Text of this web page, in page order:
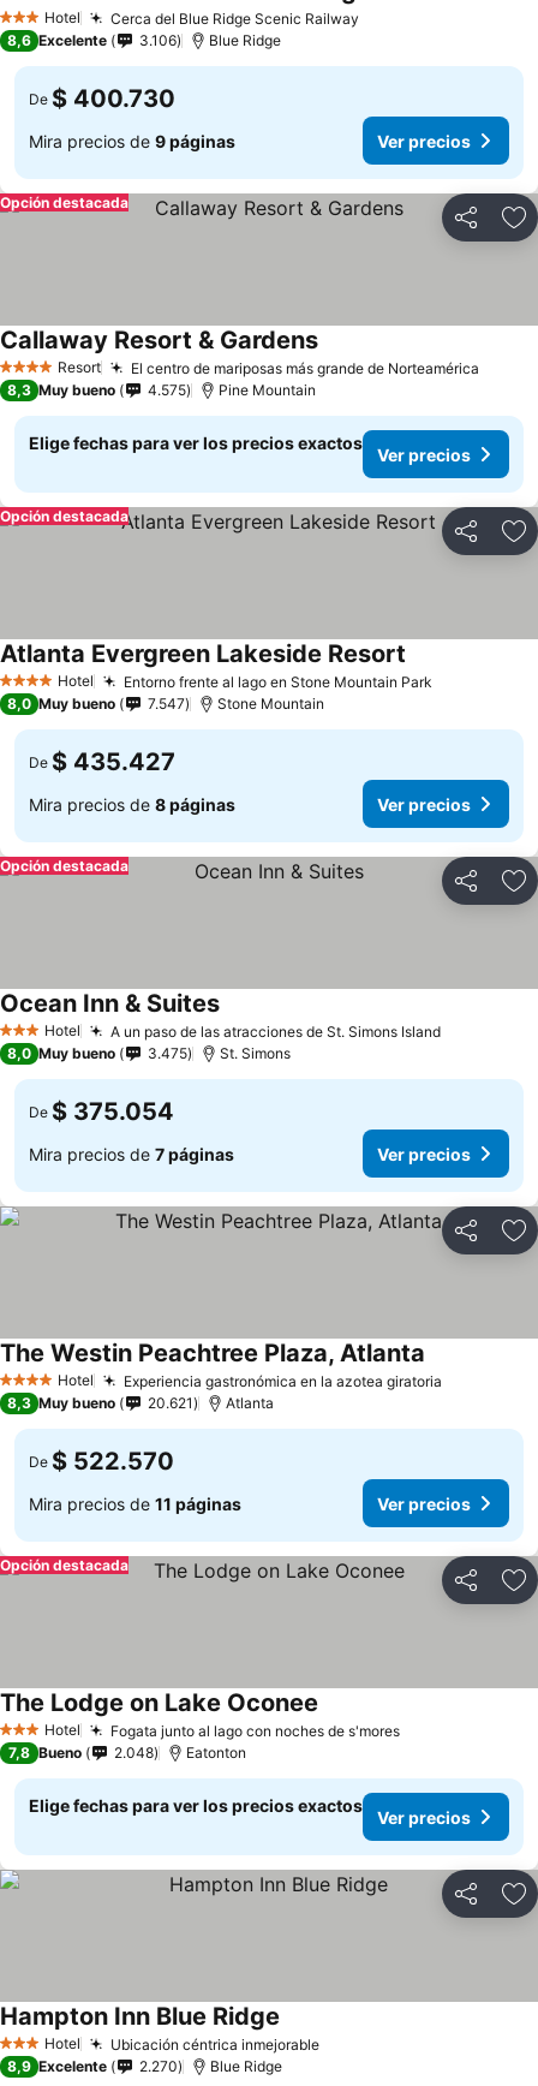
3 Estrellas
Hotel Cerca del Blue Ridge Scenic Railway
8,6 Excelente 3.106 Blue Ridge
De $ 400.730
Mira precios de 9 páginas Ver precios
Compartir
Opción destacada
4 EstrellasResort El centro de mariposas más grande de Norteamérica
Callaway Resort & Gardens
8,3 Muy bueno 4.575 Pine Mountain
Elige fechas para ver los precios exactos
Ver precios
Compartir
Opción destacada
4 EstrellasHotel Entorno frente al lago en Stone Mountain Park
Atlanta Evergreen Lakeside Resort
8,0 Muy bueno 7.547 Stone Mountain
De $ 435.427
Mira precios de 8 páginas Ver precios
Compartir
Opción destacada
3 Estrellas
Hotel A un paso de las atracciones de St. Simons Island
Ocean Inn & Suites
8,0 Muy bueno 3.475 St. Simons
De $ 375.054
Mira precios de 7 páginas Ver precios
Compartir
4 EstrellasHotel Experiencia gastronómica en la azotea giratoria
The Westin Peachtree Plaza, Atlanta
8,3 Muy bueno 20.621 Atlanta
De $ 522.570
Mira precios de 11 páginas Ver precios
Compartir
Opción destacada
3 Estrellas
Hotel Fogata junto al lago con noches de s'mores
The Lodge on Lake Oconee
7,8 Bueno 2.048 Eatonton
Elige fechas para ver los precios exactos
Ver precios
Compartir
3 Estrellas
Hotel Ubicación céntrica inmejorable
Hampton Inn Blue Ridge
8,9 Excelente 2.270 Blue Ridge